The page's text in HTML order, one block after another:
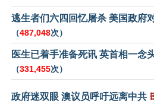
逃生者们六四回忆屠杀 美国政府
（487,048次）
医生已着手准备死讯 英首相一念
（331,455次）
政府迷双眼 澳议员呼吁远离中共